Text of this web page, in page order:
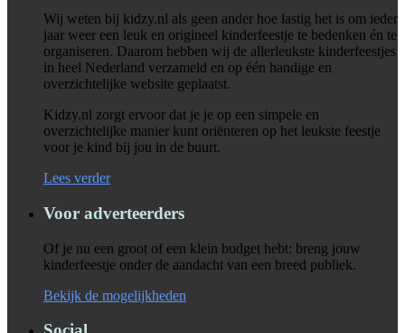
Wij weten bij kidzy.nl als geen ander hoe lastig het is om ieder
jaar weer een leuk en origineel kinderfeestje te bedenken én te
organiseren. Daarom hebben wij de allerleukste kinderfeestjes
in heel Nederland verzameld en op één handige en
overzichtelijke website geplaatst.
Kidzy.nl zorgt ervoor dat je je op een simpele en
overzichtelijke manier kunt oriënteren op het leukste feestje
voor je kind bij jou in de buurt.
Lees verder
Voor adverteerders
Of je nu een groot of een klein budget hebt: breng jouw
kinderfeestje onder de aandacht van een breed publiek.
Bekijk de mogelijkheden